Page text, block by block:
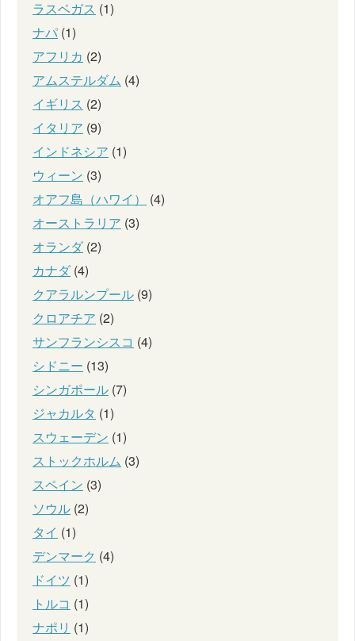
ラスベガス (1)
ナパ (1)
アフリカ (2)
アムステルダム (4)
イギリス (2)
イタリア (9)
インドネシア (1)
ウィーン (3)
オアフ島（ハワイ）
(4)
オーストラリア (3)
オランダ(2)
カナダ(4)
クアラルンプール (9)
クロアチア (2)
サンフランシスコ (4)
シドニー (13)
シンガポール (7)
ジャカルタ (1)
スウェーデン (1)
ストックホルム (3)
スペイン (3)
ソウル (2)
タイ (1)
デンマーク (4)
ドイツ (1)
トルコ (1)
ナポリ (1)